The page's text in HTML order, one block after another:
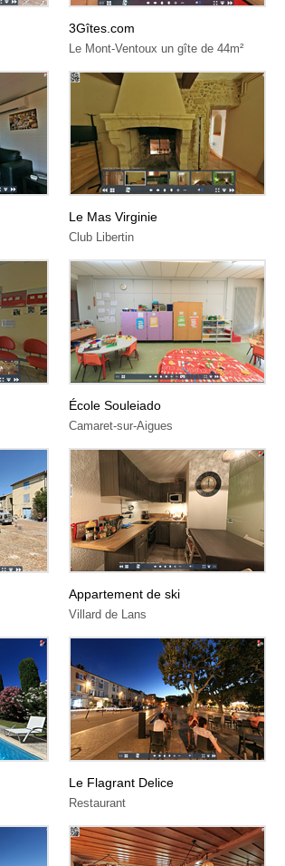
3Gîtes.com
Le Mont-Ventoux un gîte de 44m²
Le Mas Virginie
Club Libertin
École Souleiado
Camaret-sur-Aigues
Appartement de ski
Villard de Lans
Le Flagrant Delice
Restaurant